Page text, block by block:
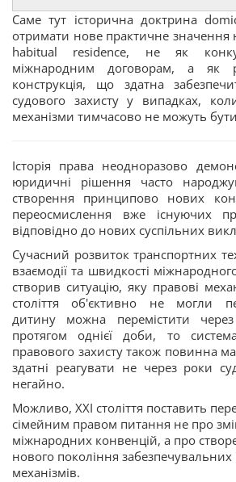
Саме тут історична доктрина
отримати нове практичне значення
habitual residence, не як
міжнародним договорам, а як
конструкція, що здатна
судового захисту у випадках,
механізми тимчасово не можуть бути
Історія права неодноразово
юридичні рішення часто
створення принципово нових
переосмислення вже існуючих
відповідно до нових суспільних
Сучасний розвиток транспортних
взаємодії та швидкості
створив ситуацію, яку правові
століття об'єктивно не могли
дитину можна перемістити
протягом однієї доби, то
правового захисту також повинна
здатні реагувати не через роки
негайно.
Можливо, XXI століття поставить
сімейним правом питання не про
міжнародних конвенцій, а про
нового покоління
механізмів.